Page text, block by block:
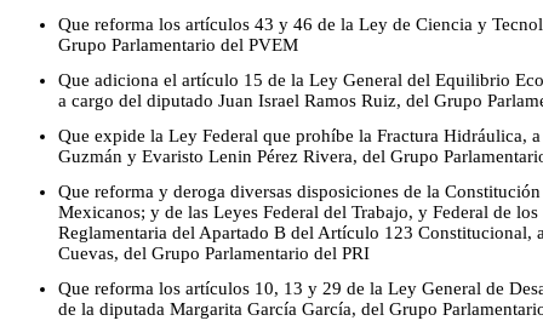
Que reforma los artículos 43 y 46 de la Ley de Ciencia y
Grupo Parlamentario del PVEM
Que adiciona el artículo 15 de la Ley General del Equilibrio
a cargo del diputado Juan Israel Ramos Ruiz, del Grupo
Que expide la Ley Federal que prohíbe la Fractura Hidráulica,
Guzmán y Evaristo Lenin Pérez Rivera, del Grupo
Que reforma y deroga diversas disposiciones de la
Mexicanos; y de las Leyes Federal del Trabajo, y Federal de
Reglamentaria del Apartado B del Artículo 123 Constitucional,
Cuevas, del Grupo Parlamentario del PRI
Que reforma los artículos 10, 13 y 29 de la Ley General de
de la diputada Margarita García García, del Grupo